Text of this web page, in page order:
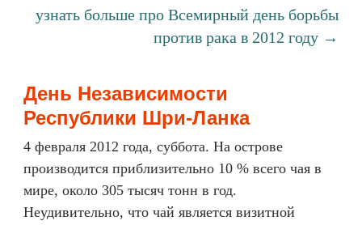
узнать больше про Всемирный день борьбы
против рака в 2012 году →
День Независимости
Республики Шри-Ланка
4 февраля 2012 года, суббота. На острове
производится приблизительно 10 % всего чая в
мире, около 305 тысяч тонн в год.
Неудивительно, что чай является визитной